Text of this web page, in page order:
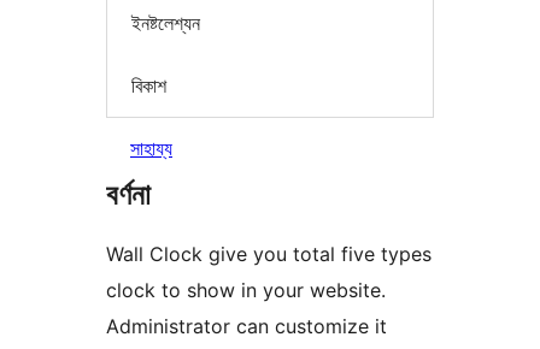
ইনষ্টলেশ্যন
বিকাশ
সাহায্য
বৰ্ণনা
Wall Clock give you total five types
clock to show in your website.
Administrator can customize it